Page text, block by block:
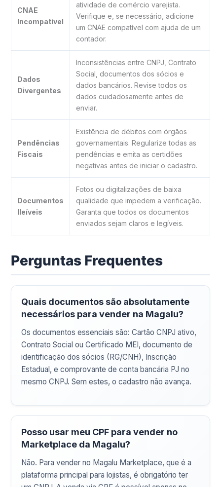
CNAE
Incompatível
atividade de comércio varejista.
Verifique e, se necessário, adicione
um CNAE compatível com ajuda de um
contador.
Dados
Divergentes
Inconsistências entre CNPJ, Contrato
Social, documentos dos sócios e
dados bancários. Revise todos os
dados cuidadosamente antes de
enviar.
Pendências
Fiscais
Existência de débitos com órgãos
governamentais. Regularize todas as
pendências e emita as certidões
negativas antes de iniciar o cadastro.
Documentos
Ileíveis
Fotos ou digitalizações de baixa
qualidade que impedem a verificação.
Garanta que todos os documentos
enviados sejam claros e legíveis.
Perguntas Frequentes
Quais documentos são absolutamente
necessários para vender na Magalu?
Os documentos essenciais são: Cartão CNPJ ativo,
Contrato Social ou Certificado MEI, documento de
identificação dos sócios (RG/CNH), Inscrição
Estadual, e comprovante de conta bancária PJ no
mesmo CNPJ. Sem estes, o cadastro não avança.
Posso usar meu CPF para vender no
Marketplace da Magalu?
Não. Para vender no Magalu Marketplace, que é a
plataforma principal para lojistas, é obrigatório ter